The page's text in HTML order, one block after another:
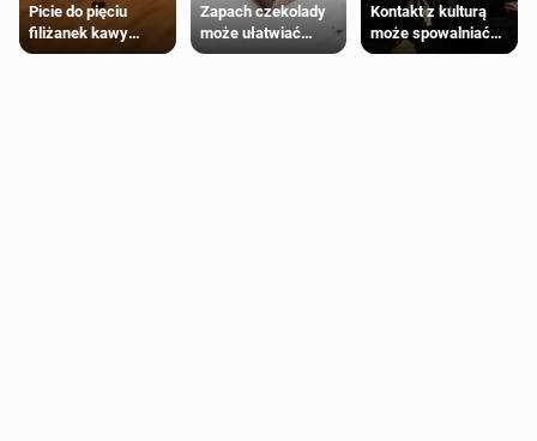
Picie do pięciu
filiżanek kawy
dziennie jest
Zapach czekolady
może ułatwiać
trening siłowy
Kontakt z kulturą
może spowalniać
starzenie